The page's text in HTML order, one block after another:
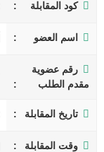
كود المقابلة
اسم العضو
رقم عضوية
مقدم الطلب
تاريخ المقابلة
وقت المقابلة